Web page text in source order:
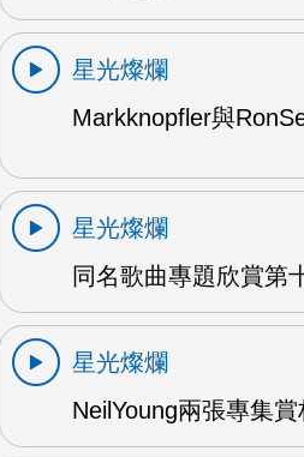
星光燦爛
Markknopfler與
星光燦爛
同名歌曲專題欣賞第
星光燦爛
NeilYoung兩張專集